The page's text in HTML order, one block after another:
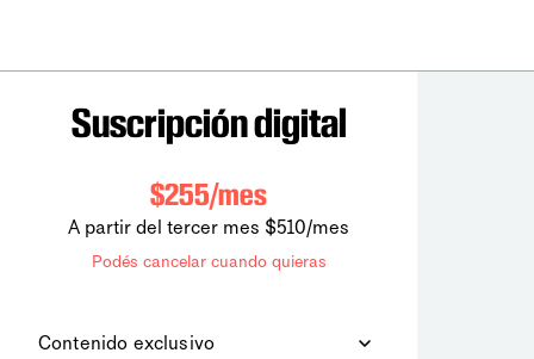
Suscripción digital
$255/mes
A partir del tercer mes $510/mes
Podés cancelar cuando quieras
Contenido exclusivo